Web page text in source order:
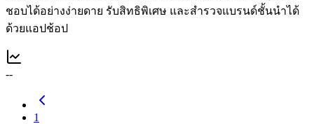
ชอบได้อย่างง่ายดาย รับสิทธิพิเศษ และสำรวจแบรนด์ชั้นนำได้
ด้วยแอปช้อป
--
1